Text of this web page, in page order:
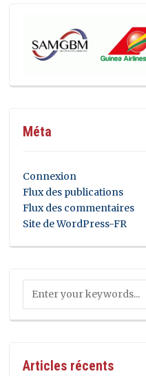
Méta
Connexion
Flux des publications
Flux des commentaires
Site de WordPress-FR
Articles récents